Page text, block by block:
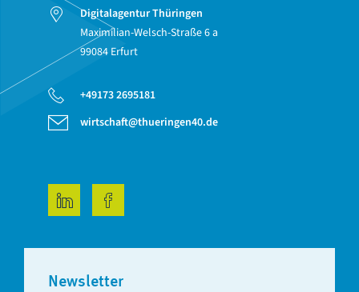
Digitalagentur Thüringen
Maximilian-Welsch-Straße 6 a
99084 Erfurt
+49173 2695181
wirtschaft@thueringen40.de
LinkedInFacebook
Newsletter